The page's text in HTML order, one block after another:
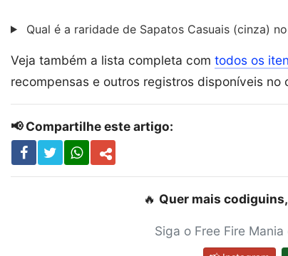
Qual é a raridade de Sapatos Casuais (cinza)
Veja também a lista completa com todos os
recompensas e outros registros disponíveis no
📢 Compartilhe este artigo:
🔥 Quer mais
Siga o Free Fire